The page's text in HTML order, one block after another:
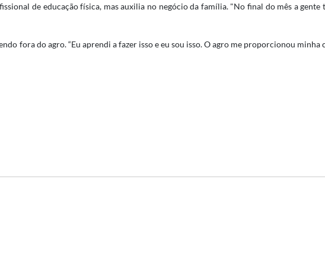
de educação física, mas auxilia no negócio da família. "No final do mês a
fora do agro. “Eu aprendi a fazer isso e eu sou isso. O agro me proporcionou